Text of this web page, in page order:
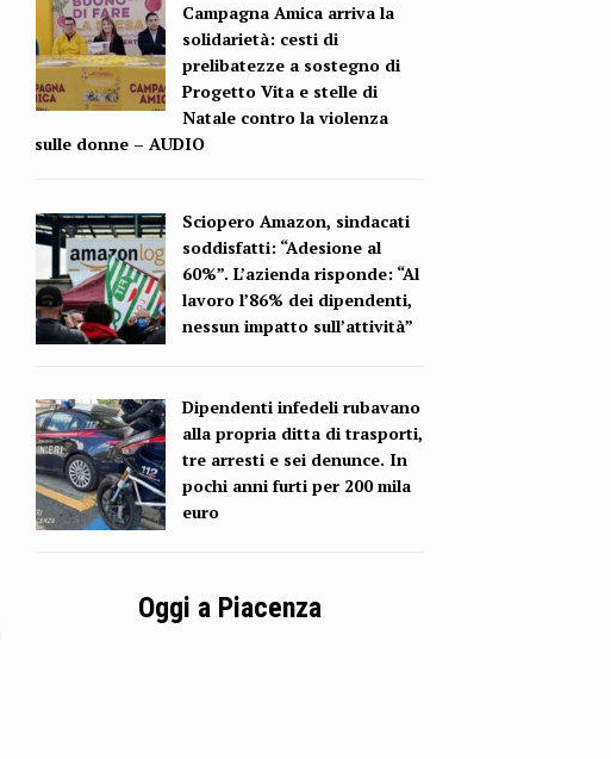
Campagna Amica arriva la
solidarietà: cesti di
prelibatezze a sostegno di
Progetto Vita e stelle di
Natale contro la violenza
sulle donne – AUDIO
Sciopero Amazon, sindacati
soddisfatti: “Adesione al
60%”. L’azienda risponde: “Al
lavoro l’86% dei dipendenti,
nessun impatto sull’attività”
Dipendenti infedeli rubavano
alla propria ditta di trasporti,
tre arresti e sei denunce. In
pochi anni furti per 200 mila
euro
Oggi a Piacenza